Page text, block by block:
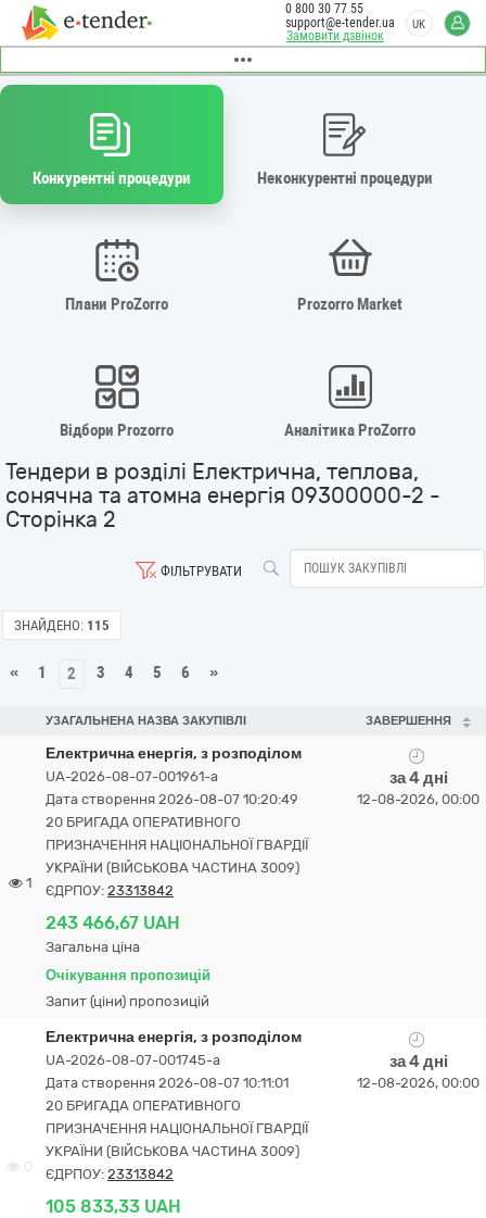
Замовити дзвінок
0 800 30 77 55
support@e-tender.ua
UK
Конкурентні процедури Неконкурентні процедури
Плани ProZorro Prozorro Market
Відбори Prozorro Аналітика ProZorro
Тендери в розділі Електрична, теплова,
сонячна та атомна енергія 09300000-2 -
Сторінка 2
ФІЛЬТРУВАТИ
ЗНАЙДЕНО: 115
« 1 2 3 4 5 6 »
УЗАГАЛЬНЕНА НАЗВА ЗАКУПІВЛІ ЗАВЕРШЕННЯ
1
Електрична енергія, з розподілом
UA-2026-08-07-001961-a
Дата створення 2026-08-07 10:20:49
20 БРИГАДА ОПЕРАТИВНОГО
ПРИЗНАЧЕННЯ НАЦІОНАЛЬНОЇ ГВАРДІЇ
УКРАЇНИ (ВІЙСЬКОВА ЧАСТИНА 3009)
ЄДРПОУ: 23313842
243 466,67 UAH
Загальна ціна
Очікування пропозицій
Запит (ціни) пропозицій
за 4 дні
12-08-2026, 00:00
0
Електрична енергія, з розподілом
UA-2026-08-07-001745-a
Дата створення 2026-08-07 10:11:01
20 БРИГАДА ОПЕРАТИВНОГО
ПРИЗНАЧЕННЯ НАЦІОНАЛЬНОЇ ГВАРДІЇ
УКРАЇНИ (ВІЙСЬКОВА ЧАСТИНА 3009)
ЄДРПОУ: 23313842
105 833,33 UAH
за 4 дні
12-08-2026, 00:00